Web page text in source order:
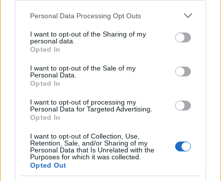
Please note that this website/app uses one or more Google
not limited to your visit or usage behaviour. You may click to
grant or deny consent to Google and its third-party tags to
use your data for below specified purposes in below Google
consent section.
Personal Data Processing Opt Outs
I want to opt-out of the Sharing of my
personal data.
Opted In
I want to opt-out of the Sale of my
Personal Data.
Opted In
I want to opt-out of processing my
Personal Data for Targeted Advertising.
Opted In
I want to opt-out of Collection, Use,
Retention, Sale, and/or Sharing of my
Personal Data that Is Unrelated with the
Purposes for which it was collected.
Opted Out
Άννα Πρέλεβιτς – Νικήτας Νομικός: Η
ότι θα γίνουν γονείς – Αποκλειστικές
φωτογραφίες
08.04.2026byΑννα Κοντογιαννη
News
την εγκυμοσύνη της – Το σχόλιο της
Δούκισσας Νομικού
13.03.2026
News
Έγκυος η Άννα Πρέλεβιτς: Πατέρας για
πρώτη φορά ο αδελφός της Δούκισσας